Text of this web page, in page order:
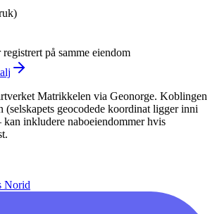
)
registrert på samme eiendom
Matrikkelen via Geonorge. Koblingen
(selskapets geocodede koordinat ligger inni
inkludere naboeiendommer hvis
Norid